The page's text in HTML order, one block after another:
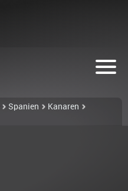
Spanien
Kanaren